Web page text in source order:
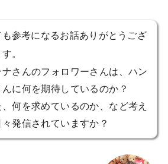
も参考になるお話ありがとうござ
。
ナさんのフォロワーさんは、ハン
に何を期待しているのか？
、何を求めているのか、など考え
々発信されていますか？